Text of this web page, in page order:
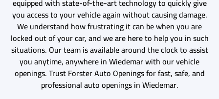
you access to your vehicle again without causing damage.
We understand how frustrating it can be when you are
locked out of your car, and we are here to help you in such
situations. Our team is available around the clock to assist
you anytime, anywhere in Wiedemar with our vehicle
openings. Trust Forster Auto Openings for fast, safe, and
professional auto openings in Wiedemar.